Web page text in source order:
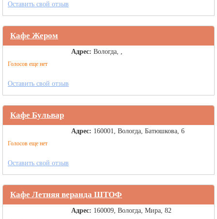
Оставить свой отзыв
Кафе Жером
Голосов еще нет
Адрес: Вологда, ,
Оставить свой отзыв
Кафе Бульвар
Голосов еще нет
Адрес: 160001, Вологда, Батюшкова, 6
Оставить свой отзыв
Кафе Летняя веранда ШТОФ
Адрес: 160009, Вологда, Мира, 82